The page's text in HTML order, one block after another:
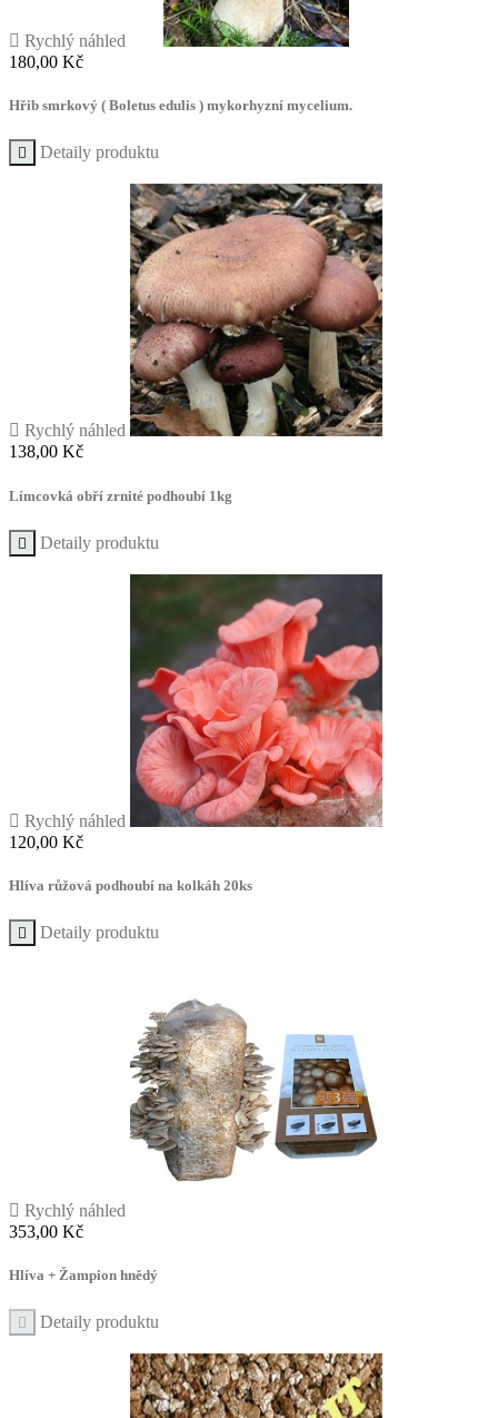
 Rychlý náhled
Cena
180,00 Kč
Hřib smrkový ( Boletus edulis ) mykorhyzní mycelium.
 Detaily produktu
 Rychlý náhled
Cena
138,00 Kč
Límcovká obří zrnité podhoubí 1kg
 Detaily produktu
 Rychlý náhled
Cena
120,00 Kč
Hlíva růžová podhoubí na kolkáh 20ks
 Detaily produktu
 Rychlý náhled
Cena
353,00 Kč
Hlíva + Žampion hnědý
 Detaily produktu